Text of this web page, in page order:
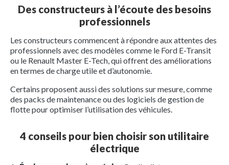
Des constructeurs à l’écoute des besoins
professionnels
Les constructeurs commencent à répondre aux attentes des
professionnels avec des modèles comme le Ford E-Transit
ou le Renault Master E-Tech, qui offrent des améliorations
en termes de charge utile et d’autonomie.
Certains proposent aussi des solutions sur mesure, comme
des packs de maintenance ou des logiciels de gestion de
flotte pour optimiser l’utilisation des véhicules.
4 conseils pour bien choisir son utilitaire
électrique